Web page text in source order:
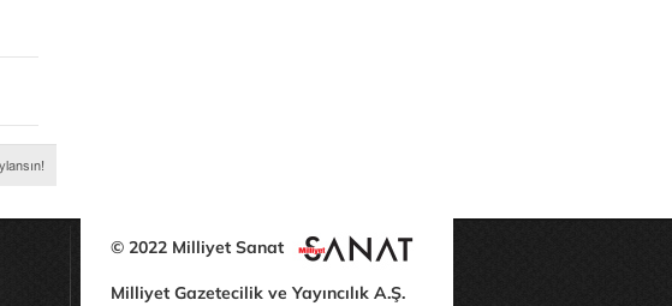
© 2022 Milliyet Sanat
Milliyet Gazetecilik ve Yayıncılık A.Ş.